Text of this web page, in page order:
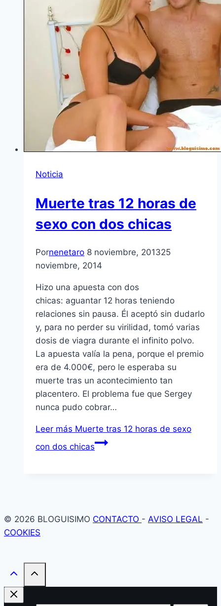
Noticia
Muerte tras 12 horas de
sexo con dos chicas
Pornenetaro 8 noviembre, 201325
noviembre, 2014
Hizo una apuesta con dos
chicas: aguantar 12 horas teniendo
relaciones sin pausa. Él aceptó sin dudarlo
y, para no perder su virilidad, tomó varias
dosis de viagra durante el infinito polvo.
La apuesta valía la pena, porque el premio
era de 4.000€, pero le esperaba su
muerte tras un acontecimiento tan
placentero. El problema fue que Sergey
nunca pudo cobrar…
Leer más Muerte tras 12 horas de sexo
con dos chicas
© 2026 BLOGUISIMO CONTACTO - AVISO LEGAL -
COOKIES